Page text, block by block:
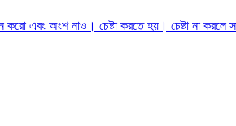
এবং অংশ নাও। চেষ্টা করতে হয়। চেষ্টা না করলে